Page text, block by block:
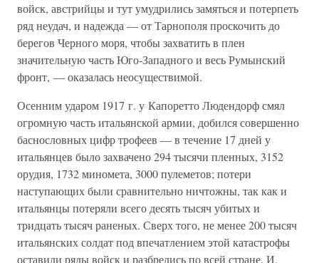
войск, австрийцы и тут умудрились замяться и потерпеть
ряд неудач, и надежда — от Тарнополя проскочить до
берегов Черного моря, чтобы захватить в плен
значительную часть Юго-Западного и весь Румынский
фронт, — оказалась неосуществимой.
Осенним ударом 1917 г. у Капоретто Людендорф смял
огромную часть итальянской армии, добился совершенно
баснословных цифр трофеев — в течение 17 дней у
итальянцев было захвачено 294 тысячи пленных, 3152
орудия, 1732 миномета, 3000 пулеметов; потери
наступающих были сравнительно ничтожны, так как и
итальянцы потеряли всего десять тысяч убитых и
тридцать тысяч раненых. Сверх того, не менее 200 тысяч
итальянских солдат под впечатлением этой катастрофы
оставили ряды войск и разбрелись по всей стране. И,